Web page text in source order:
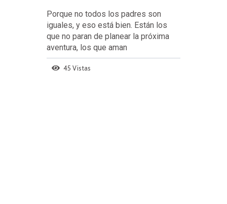
Porque no todos los padres son
iguales, y eso está bien. Están los
que no paran de planear la próxima
aventura, los que aman
45 Vistas